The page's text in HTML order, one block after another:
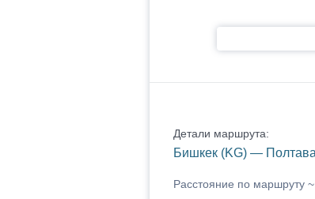
Детали маршрута:
Бишкек (KG) —
Расстояние по маршруту ~